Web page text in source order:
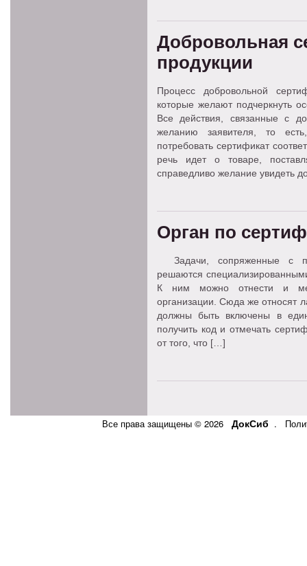
Добровольная
продукции
Процесс добровольной
которые желают подчеркнуть
Все действия, связанные с
желанию заявителя, то
потребовать сертификат
речь идет о товаре,
справедливо желание увидеть
Орган по
Задачи, сопряженные с
решаются
К ним можно отнести и
организации. Сюда же относят
должны быть включены в
получить код и отмечать
от того, что […]
Все права защищены © 2026 ДокСиб .